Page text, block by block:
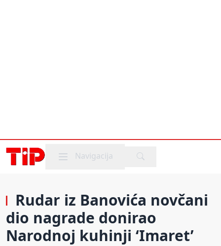
Mobile menu
Navigacija
Rudar iz Banovića novčani
dio nagrade donirao
Narodnoj kuhinji ‘Imaret’